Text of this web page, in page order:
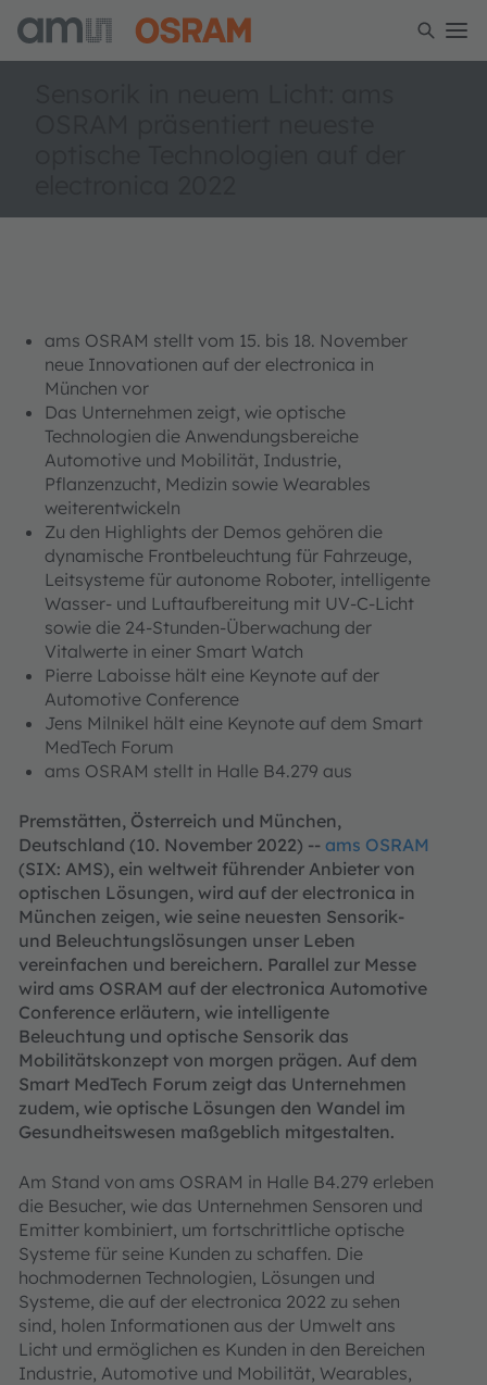
ams OSRAM stellt vom 15. bis 18. November
neue Innovationen auf der electronica in
München vor
Das Unternehmen zeigt, wie optische
Technologien die Anwendungsbereiche
Automotive und Mobilität, Industrie,
Pflanzenzucht, Medizin sowie Wearables
weiterentwickeln
Zu den Highlights der Demos gehören die
dynamische Frontbeleuchtung für Fahrzeuge,
Leitsysteme für autonome Roboter, intelligente
Wasser- und Luftaufbereitung mit UV-C-Licht
sowie die 24-Stunden-Überwachung der
Vitalwerte in einer Smart Watch
Pierre Laboisse hält eine Keynote auf der
Automotive Conference
Jens Milnikel hält eine Keynote auf dem Smart
MedTech Forum
ams OSRAM stellt in Halle B4.279 aus
Premstätten, Österreich und München,
Deutschland (10. November 2022) -- ams OSRAM
(SIX: AMS), ein weltweit führender Anbieter von
optischen Lösungen, wird auf der electronica in
München zeigen, wie seine neuesten Sensorik-
und Beleuchtungslösungen unser Leben
vereinfachen und bereichern. Parallel zur Messe
wird ams OSRAM auf der electronica Automotive
Conference erläutern, wie intelligente
Beleuchtung und optische Sensorik das
Mobilitätskonzept von morgen prägen. Auf dem
Smart MedTech Forum zeigt das Unternehmen
zudem, wie optische Lösungen den Wandel im
Gesundheitswesen maßgeblich mitgestalten.
Am Stand von ams OSRAM in Halle B4.279 erleben
die Besucher, wie das Unternehmen Sensoren und
Emitter kombiniert, um fortschrittliche optische
Systeme für seine Kunden zu schaffen. Die
hochmodernen Technologien, Lösungen und
Systeme, die auf der electronica 2022 zu sehen
sind, holen Informationen aus der Umwelt ans
Licht und ermöglichen es Kunden in den Bereichen
Industrie, Automotive und Mobilität, Wearables,